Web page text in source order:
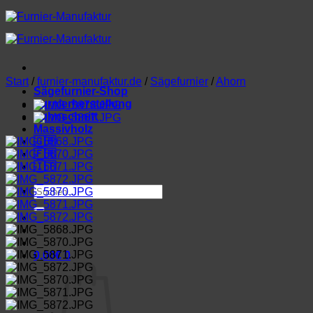
Zum
Inhalt
springen
Sägefurnier-Shop
Furnierherstellung
Lohnschnitt
Massivholz
🇬🇧
🇫🇷
🇮🇹
Suchen
nach:
0,00€ 0
Start / furnier-manufaktur.de / Sägefurnier /Ahorn